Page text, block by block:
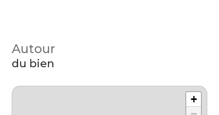
Autour
du bien
+